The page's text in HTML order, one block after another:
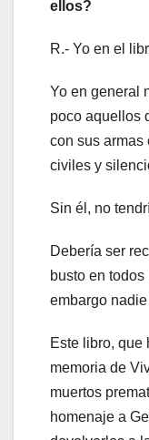
ellos?
R.- Yo en el
Yo en general
poco aquellos
con sus armas
civiles y
Sin él, no
Debería ser
busto en
embargo
Este libro, que
memoria de
muertos
homenaje a